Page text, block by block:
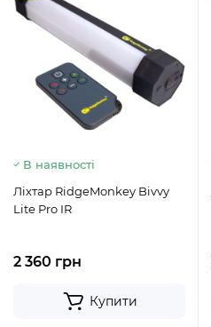
В наявності
Ліхтар RidgeMonkey Bivvy
Lite Pro IR
2 360 грн
Купити